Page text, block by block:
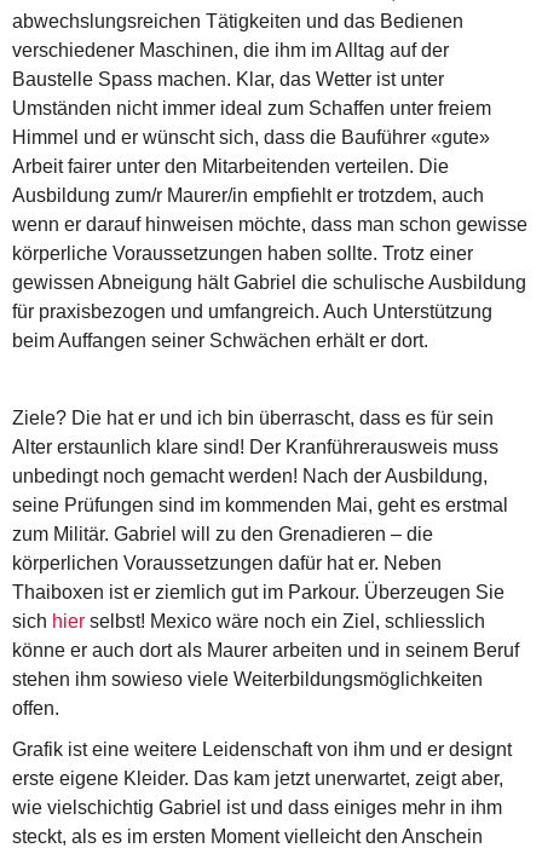
abwechslungsreichen Tätigkeiten und das Bedienen
verschiedener Maschinen, die ihm im Alltag auf der
Baustelle Spass machen. Klar, das Wetter ist unter
Umständen nicht immer ideal zum Schaffen unter freiem
Himmel und er wünscht sich, dass die Bauführer «gute»
Arbeit fairer unter den Mitarbeitenden verteilen. Die
Ausbildung zum/r Maurer/in empfiehlt er trotzdem, auch
wenn er darauf hinweisen möchte, dass man schon gewisse
körperliche Voraussetzungen haben sollte. Trotz einer
gewissen Abneigung hält Gabriel die schulische Ausbildung
für praxisbezogen und umfangreich. Auch Unterstützung
beim Auffangen seiner Schwächen erhält er dort.
Ziele? Die hat er und ich bin überrascht, dass es für sein
Alter erstaunlich klare sind! Der Kranführerausweis muss
unbedingt noch gemacht werden! Nach der Ausbildung,
seine Prüfungen sind im kommenden Mai, geht es erstmal
zum Militär. Gabriel will zu den Grenadieren – die
körperlichen Voraussetzungen dafür hat er. Neben
Thaiboxen ist er ziemlich gut im Parkour. Überzeugen Sie
sich hier selbst! Mexico wäre noch ein Ziel, schliesslich
könne er auch dort als Maurer arbeiten und in seinem Beruf
stehen ihm sowieso viele Weiterbildungsmöglichkeiten
offen.
Grafik ist eine weitere Leidenschaft von ihm und er designt
erste eigene Kleider. Das kam jetzt unerwartet, zeigt aber,
wie vielschichtig Gabriel ist und dass einiges mehr in ihm
steckt, als es im ersten Moment vielleicht den Anschein